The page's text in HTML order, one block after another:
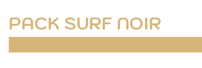
PACK SURF NOIR